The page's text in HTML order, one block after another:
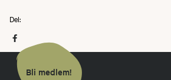
Del:
Bli medlem!